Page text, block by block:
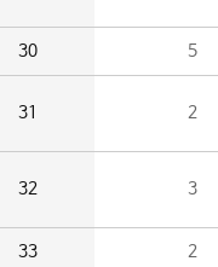
30 5
31 2
32 3
33 2